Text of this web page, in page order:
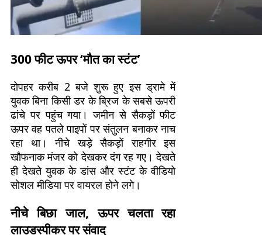
300 फीट ऊपर ‘मौत का स्टंट’
दोपहर करीब 2 बजे शुरू हुए इस ड्रामे में
युवक बिना किसी डर के ब्रिज के सबसे ऊपरी
ढांचे पर पहुंच गया। जमीन से सैकड़ों फीट
ऊपर वह पतले पाइपों पर संतुलन बनाकर नाच
रहा था। नीचे खड़े सैकड़ों राहगीर इस
खौफनाक मंजर को देखकर दंग रह गए। देखते
ही देखते युवक के डांस और स्टंट के वीडियो
सोशल मीडिया पर वायरल होने लगे।
नीचे बिछा जाल, ऊपर चलता रहा
लाउडस्पीकर पर संवाद